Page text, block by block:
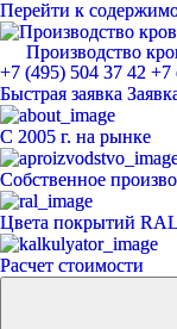
Перейти к
Производство
ЕвроМет
+7 (495) 504 37 42 +7
Быстрая заявка
С 2005 г. на рынке
Собственное
Цвета покрытий RAL
Расчет стоимости